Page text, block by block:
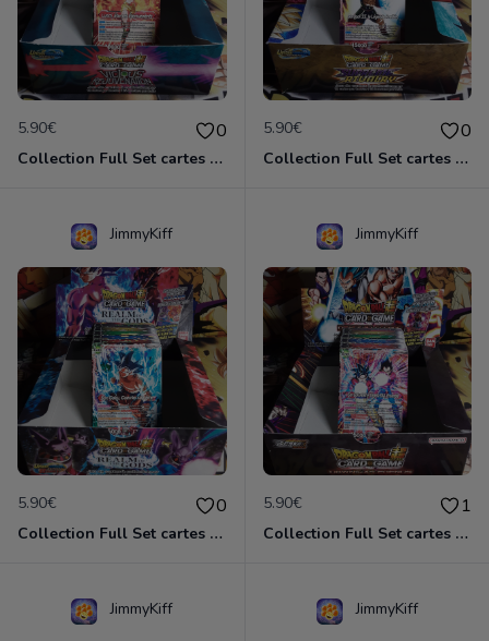
5.90€ 0
Collection Full Set cartes C/UC 98/98 BT12 Vicious Rejuvenation / Dragon Ball Super Card Game
5.90€ 0
Collection Full Set cartes C/UC 98/98 BT13 Supreme Rivalry / Dragon Ball Super Card Game
JimmyKiff
5.90€ 0
Collection Full Set cartes C/UC 98/98 BT16 Realm of the Gods / Dragon Ball Super Card Game
JimmyKiff
5.90€ 1
Collection Full Set cartes C/UC 98/98 BT18 Dawn of Z-Legends / Dragon Ball Super Card Game
JimmyKiff JimmyKiff